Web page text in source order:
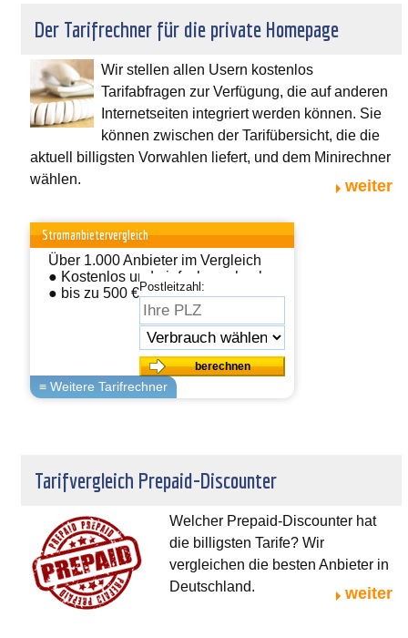
Der Tarifrechner für die private Homepage
Wir stellen allen Usern kostenlos
Tarifabfragen zur Verfügung, die auf anderen
Internetseiten integriert werden können. Sie
können zwischen der Tarifübersicht, die die
aktuell billigsten Vorwahlen liefert, und dem Minirechner
wählen.
weiter
Stromanbietervergleich
Über 1.000 Anbieter im Vergleich
● Kostenlos und einfach wechseln
● bis zu 500 € sparen
Postleitzahl:
Tarifvergleich Prepaid-Discounter
Welcher Prepaid-Discounter hat
die billigsten Tarife? Wir
vergleichen die besten Anbieter in
Deutschland.
weiter